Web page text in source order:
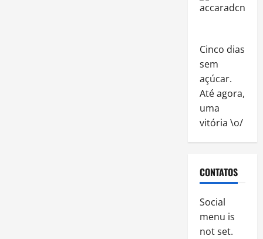
Cinco dias
sem
açúcar.
Até agora,
uma
vitória \o/
CONTATOS
Social
menu is
not set.